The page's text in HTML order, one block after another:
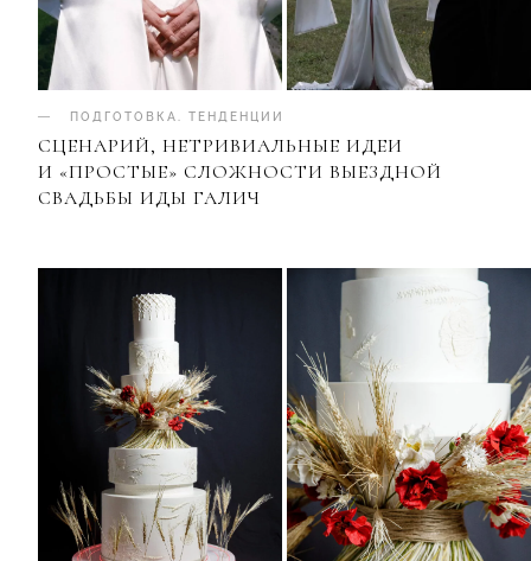
ПОДГОТОВКА ТЕНДЕНЦИИ
СЦЕНАРИЙ, НЕТРИВИАЛЬНЫЕ ИДЕИ
И «ПРОСТЫЕ» СЛОЖНОСТИ ВЫЕЗДНОЙ
СВАДЬБЫ ИДЫ ГАЛИЧ